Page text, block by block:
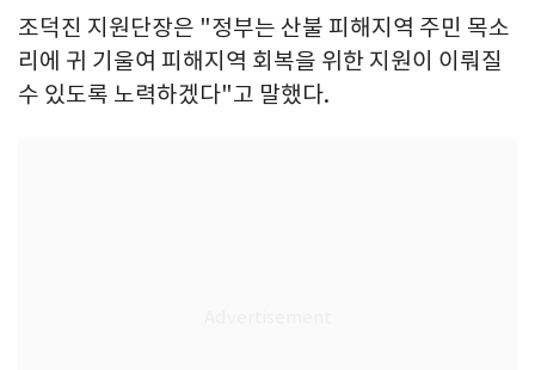
조덕진 지원단장은 "정부는 산불 피해지역 주민 목소
리에 귀 기울여 피해지역 회복을 위한 지원이 이뤄질
수 있도록 노력하겠다"고 말했다.